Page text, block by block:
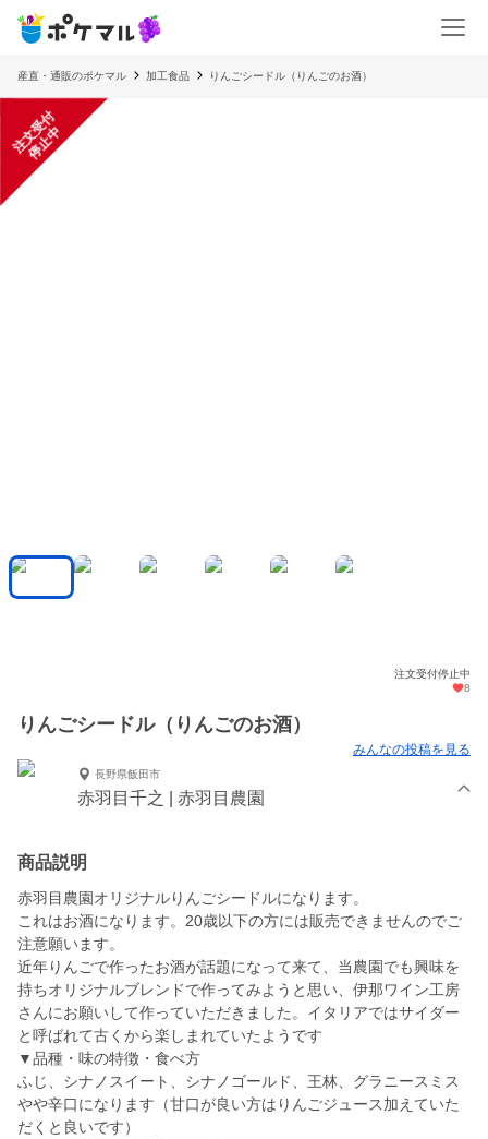
産直・通販のポケマル 加工食品 りんごシードル（りんごのお酒）
注
文
受
付
停
止
中
注文受付停止中
8
りんごシードル（りんごのお酒）
みんなの投稿を見る
長野県飯田市
赤羽目千之 | 赤羽目農園
商品説明
赤羽目農園オリジナルりんごシードルになります。
これはお酒になります。20歳以下の方には販売できませんのでご
注意願います。
近年りんごで作ったお酒が話題になって来て、当農園でも興味を
持ちオリジナルブレンドで作ってみようと思い、伊那ワイン工房
さんにお願いして作っていただきました。イタリアではサイダー
と呼ばれて古くから楽しまれていたようです
▼品種・味の特徴・食べ方
ふじ、シナノスイート、シナノゴールド、王林、グラニースミス
やや辛口になります（甘口が良い方はりんごジュース加えていた
だくと良いです）